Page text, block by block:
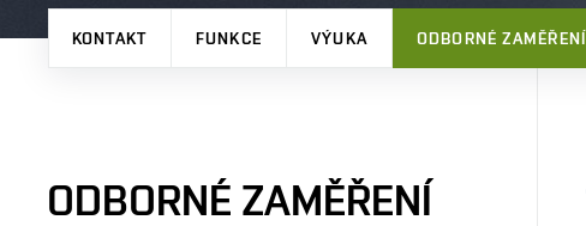
KONTAKT FUNKCE VÝUKA ODBORNÉ ZAMĚŘENÍ
ODBORNÉ ZAMĚŘENÍ